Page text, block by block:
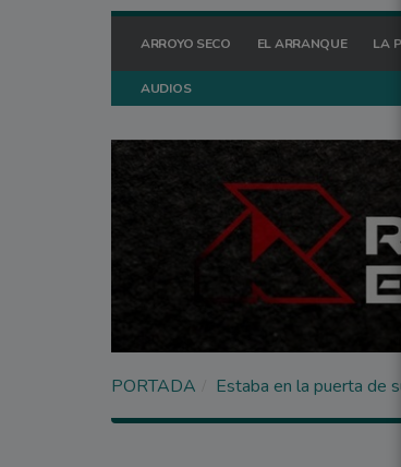
ARROYO SECO EL ARRANQUE LA
AUDIOS
PORTADA Estaba en la puerta de